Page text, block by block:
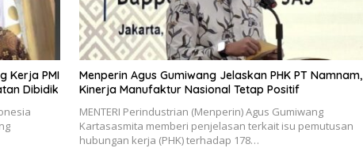
Kerja PMI
Dibidik
Menperin Agus Gumiwang Jelaskan PHK PT Namnam,
Kinerja Manufaktur Nasional Tetap Positif
MENTERI Perindustrian (Menperin) Agus Gumiwang
Kartasasmita memberi penjelasan terkait isu pemutusan
hubungan kerja (PHK) terhadap 178…